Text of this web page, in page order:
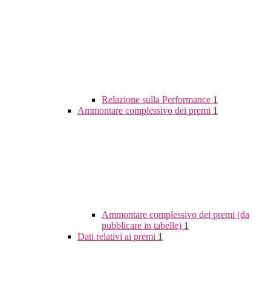
Relazione sulla Performance 1
Ammontare complessivo dei premi 1
Ammontare complessivo dei premi (da
pubblicare in tabelle) 1
Dati relativi ai premi 1